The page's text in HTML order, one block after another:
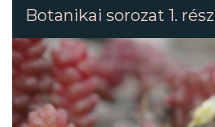
Botanikai sorozat 1. rész